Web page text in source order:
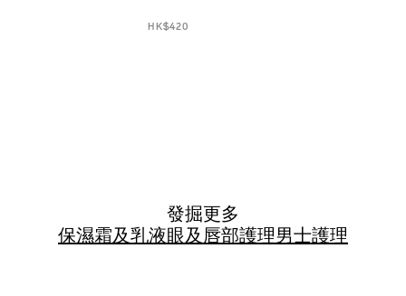
HK$420
發掘更多
保濕霜及乳液 眼及唇部護理 男士護理